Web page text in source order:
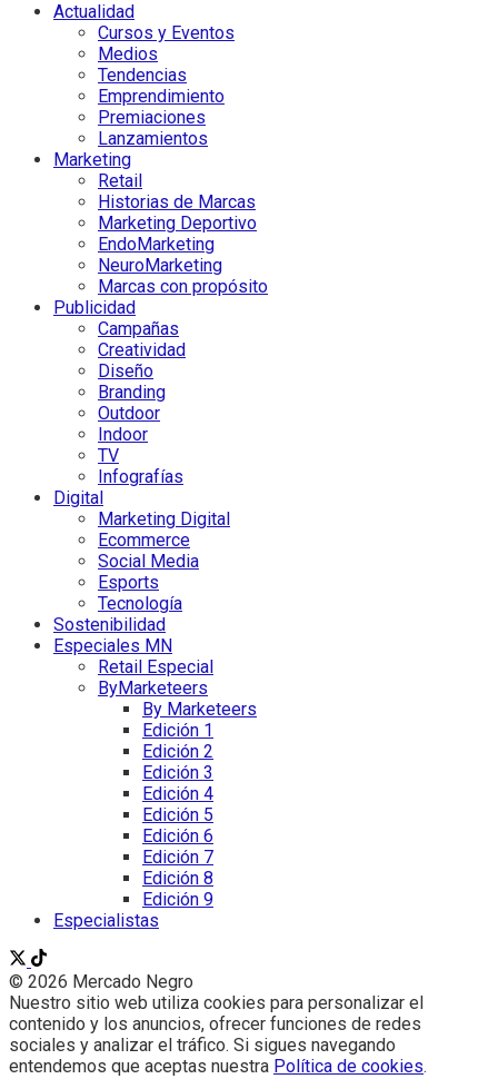
Actualidad
Cursos y Eventos
Medios
Tendencias
Emprendimiento
Premiaciones
Lanzamientos
Marketing
Retail
Historias de Marcas
Marketing Deportivo
EndoMarketing
NeuroMarketing
Marcas con propósito
Publicidad
Campañas
Creatividad
Diseño
Branding
Outdoor
Indoor
TV
Infografías
Digital
Marketing Digital
Ecommerce
Social Media
Esports
Tecnología
Sostenibilidad
Especiales MN
Retail Especial
ByMarketeers
By Marketeers
Edición 1
Edición 2
Edición 3
Edición 4
Edición 5
Edición 6
Edición 7
Edición 8
Edición 9
Especialistas
© 2026 Mercado Negro
Nuestro sitio web utiliza cookies para personalizar el
contenido y los anuncios, ofrecer funciones de redes
sociales y analizar el tráfico. Si sigues navegando
entendemos que aceptas nuestra Política de cookies.